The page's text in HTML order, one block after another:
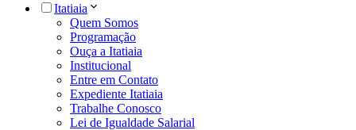
Itatiaia
Quem Somos
Programação
Ouça a Itatiaia
Institucional
Entre em Contato
Expediente Itatiaia
Trabalhe Conosco
Lei de Igualdade Salarial